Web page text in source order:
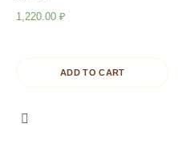
1,220.00 ₽
ADD TO CART